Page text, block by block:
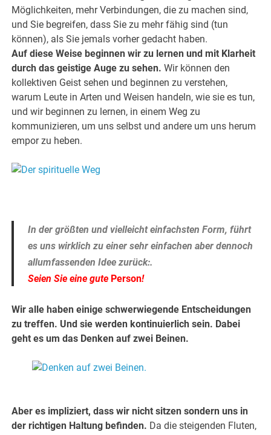
Möglichkeiten, mehr Verbindungen, die zu machen sind,
und Sie begreifen, dass Sie zu mehr fähig sind (tun
können), als Sie jemals vorher gedacht haben.
Auf diese Weise beginnen wir zu lernen und mit Klarheit
durch das geistige Auge zu sehen. Wir können den
kollektiven Geist sehen und beginnen zu verstehen,
warum Leute in Arten und Weisen handeln, wie sie es tun,
und wir beginnen zu lernen, in einem Weg zu
kommunizieren, um uns selbst und andere um uns herum
empor zu heben.
In der größten und vielleicht einfachsten Form, führt
es uns wirklich zu einer sehr einfachen aber dennoch
allumfassenden Idee zurück:.
Seien Sie eine gute Person!
Wir alle haben einige schwerwiegende Entscheidungen
zu treffen. Und sie werden kontinuierlich sein. Dabei
geht es um das Denken auf zwei Beinen.
Aber es impliziert, dass wir nicht sitzen sondern uns in
der richtigen Haltung befinden. Da die steigenden Fluten,